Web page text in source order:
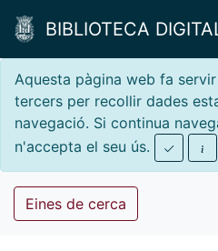
BIBLIOTECA
Aquesta pàgina web fa servir
tercers per recollir dades
navegació. Si continua
n'accepta el seu ús.
Eines de cerca